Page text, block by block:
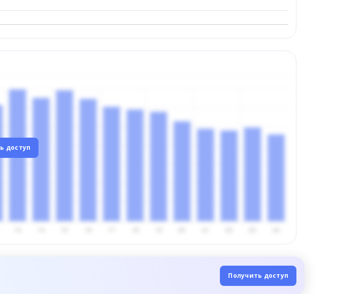
доступ
Получить доступ